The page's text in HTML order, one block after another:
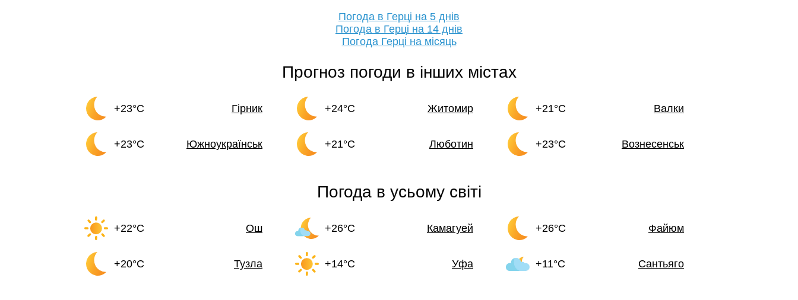
Погода в Герці на 5 днів
Погода в Герці на 14 днів
Погода Герці на місяць
Прогноз погоди в інших містах
+23°C Гірник +24°C Житомир +21°C Валки
+23°C Южноукраїнськ +21°C Люботин +23°C Вознесенськ
Погода в усьому світі
+22°C Ош +26°C Камагуей +26°C Файюм
+20°C Тузла +14°C Уфа +11°C Сантьяго